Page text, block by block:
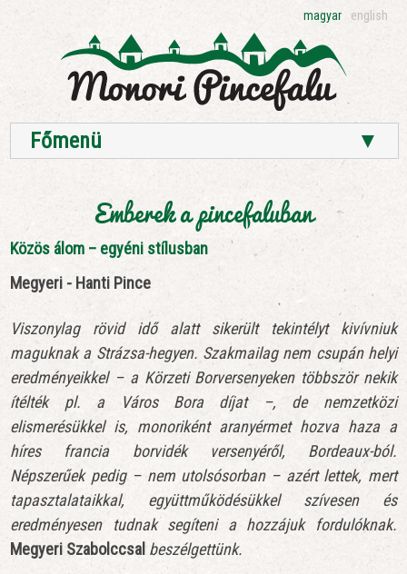
magyar english
Főmenü ▼
Emberek a pincefaluban
Közös álom – egyéni stílusban
Megyeri - Hanti Pince
Viszonylag rövid idő alatt sikerült tekintélyt kivívniuk
maguknak a Strázsa-hegyen. Szakmailag nem csupán helyi
eredményeikkel – a Körzeti Borversenyeken többször nekik
ítélték pl. a Város Bora díjat –, de nemzetközi
elismerésükkel is, monoriként aranyérmet hozva haza a
híres francia borvidék versenyéről, Bordeaux-ból.
Népszerűek pedig – nem utolsósorban – azért lettek, mert
tapasztalataikkal, együttműködésükkel szívesen és
eredményesen tudnak segíteni a hozzájuk fordulóknak.
Megyeri Szabolccsal beszélgettünk.